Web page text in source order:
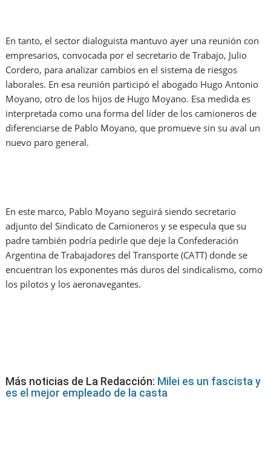
En tanto, el sector dialoguista mantuvo ayer una reunión con
empresarios, convocada por el secretario de Trabajo, Julio
Cordero, para analizar cambios en el sistema de riesgos
laborales. En esa reunión participó el abogado Hugo Antonio
Moyano, otro de los hijos de Hugo Moyano. Esa medida es
interpretada como una forma del líder de los camioneros de
diferenciarse de Pablo Moyano, que promueve sin su aval un
nuevo paro general.
En este marco, Pablo Moyano seguirá siendo secretario
adjunto del Sindicato de Camioneros y se especula que su
padre también podría pedirle que deje la Confederación
Argentina de Trabajadores del Transporte (CATT) donde se
encuentran los exponentes más duros del sindicalismo, como
los pilotos y los aeronavegantes.
Más noticias de La Redacción: Milei es un fascista y
es el mejor empleado de la casta